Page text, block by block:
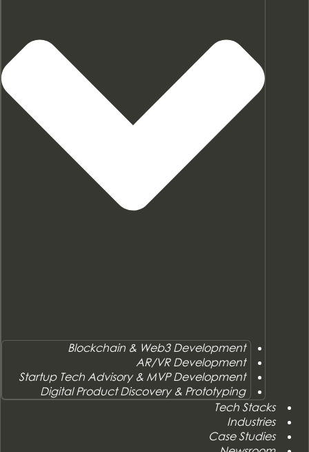
Blockchain & Web3 Development
AR/VR Development
Startup Tech Advisory & MVP Development
Digital Product Discovery & Prototyping
Tech Stacks
Industries
Case Studies